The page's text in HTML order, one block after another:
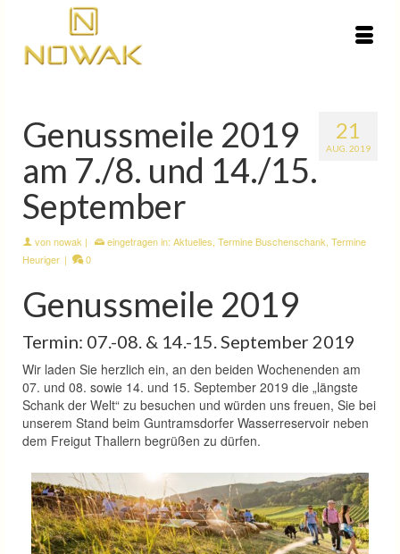
21
AUG. 2019
Genussmeile 2019
am 7./8. und 14./15.
September
vonnowak | eingetragen in: Aktuelles Termine Buschenschank Termine
Heuriger | 0
Genussmeile 2019
Termin: 07.-08. & 14.-15. September 2019
Wir laden Sie herzlich ein, an den beiden Wochenenden am
07. und 08. sowie 14. und 15. September 2019 die „längste
Schank der Welt“ zu besuchen und würden uns freuen, Sie bei
unserem Stand beim Guntramsdorfer Wasserreservoir neben
dem Freigut Thallern begrüßen zu dürfen.